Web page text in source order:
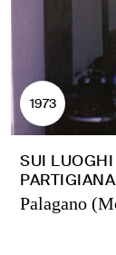
1973
SUI
Palagano